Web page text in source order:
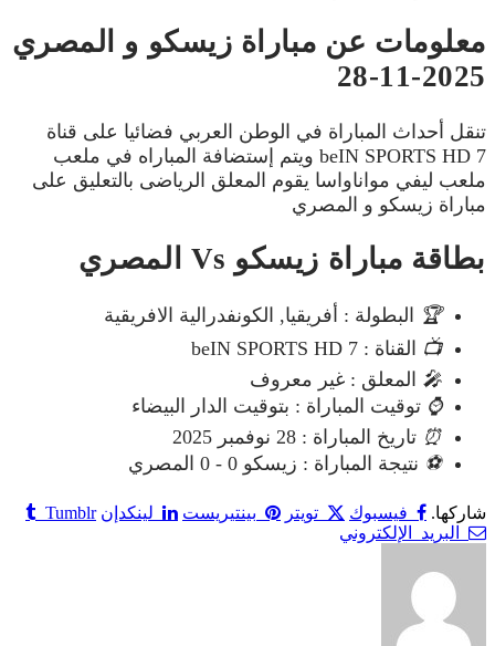
معلومات عن مباراة زيسكو و المصري
2025-11-28
تنقل أحداث المباراة في الوطن العربي فضائيا على قناة
beIN SPORTS HD 7 ويتم إستضافة المباراه في ملعب
ملعب ليفي مواناواسا يقوم المعلق الرياضى بالتعليق على
مباراة زيسكو و المصري
بطاقة مباراة زيسكو Vs المصري
🏆
البطولة : أفريقيا, الكونفدرالية الافريقية
📺 القناة : beIN SPORTS HD 7
🎤 المعلق : غير معروف
⌚ توقيت المباراة : بتوقيت الدار البيضاء
⏰ تاريخ المباراة : 28 نوفمبر 2025
⚽ نتيجة المباراة : زيسكو 0 - 0 المصري
شاركها. فيسبوك تويتر بينتيريست لينكدإن Tumblr
البريد الإلكتروني